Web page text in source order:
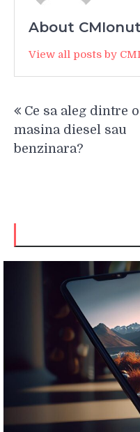
About CMIonut
View all posts by
în
articole
Ce sa aleg dintre o
masina diesel sau
benzinara?